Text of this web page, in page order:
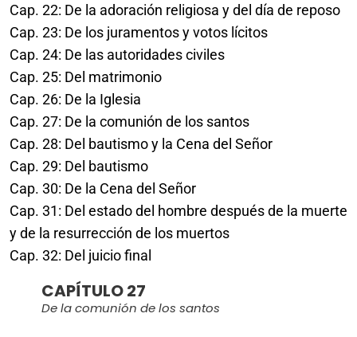
Cap. 22: De la adoración religiosa y del día de reposo
Cap. 23: De los juramentos y votos lícitos
Cap. 24: De las autoridades civiles
Cap. 25: Del matrimonio
Cap. 26: De la Iglesia
Cap. 27: De la comunión de los santos
Cap. 28: Del bautismo y la Cena del Señor
Cap. 29: Del bautismo
Cap. 30: De la Cena del Señor
Cap. 31: Del estado del hombre después de la muerte
y de la resurrección de los muertos
Cap. 32: Del juicio final
CAPÍTULO 27
De la comunión de los santos